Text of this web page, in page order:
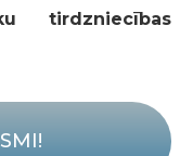
tirdzniecības